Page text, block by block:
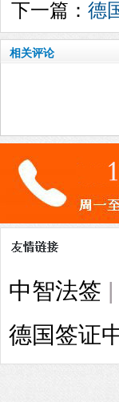
下一篇： 德
相关评论
中智法签 |
德国签证